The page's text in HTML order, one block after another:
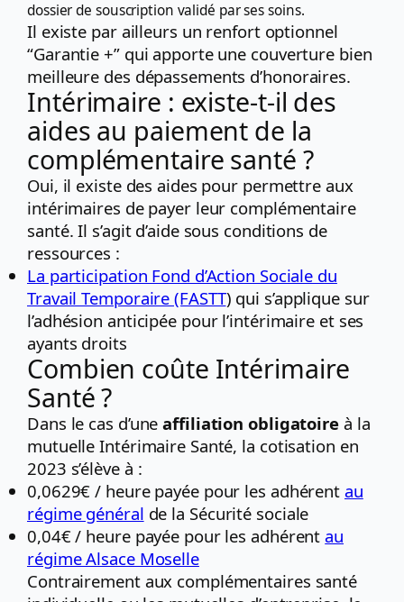
dossier de souscription validé par ses soins.
Il existe par ailleurs un renfort optionnel
“Garantie +” qui apporte une couverture bien
meilleure des dépassements d’honoraires.
Intérimaire : existe-t-il des
aides au paiement de la
complémentaire santé ?
Oui, il existe des aides pour permettre aux
intérimaires de payer leur complémentaire
santé. Il s’agit d’aide sous conditions de
ressources :
La participation Fond d’Action Sociale du
Travail Temporaire (FASTT) qui s’applique sur
l’adhésion anticipée pour l’intérimaire et ses
ayants droits
Combien coûte Intérimaire
Santé ?
Dans le cas d’uneaffiliation obligatoireà la
mutuelle Intérimaire Santé, la cotisation en
2023 s’élève à :
0,0629€ / heure payée pour les adhérent au
régime général de la Sécurité sociale
0,04€ / heure payée pour les adhérent au
régime Alsace Moselle
Contrairement aux complémentaires santé